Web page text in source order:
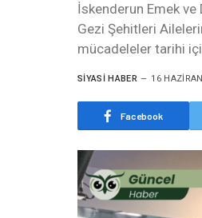
İskenderun Emek
Gezi Şehitleri
mücadeleler tarihi
SIYASI HABER 16
Facebook